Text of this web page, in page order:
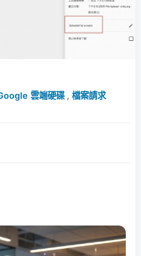
雲端硬碟, 檔案請求